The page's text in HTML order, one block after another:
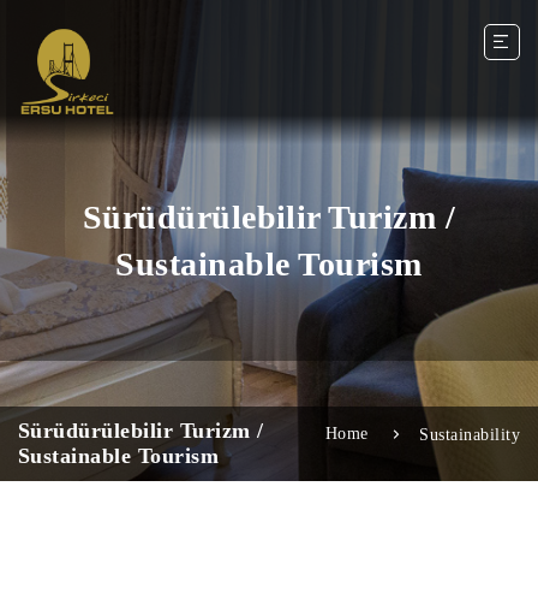
Sürüdürülebilir Turizm /
Sustainable Tourism
Sürüdürülebilir Turizm /
Sustainable Tourism
Home Sustainability